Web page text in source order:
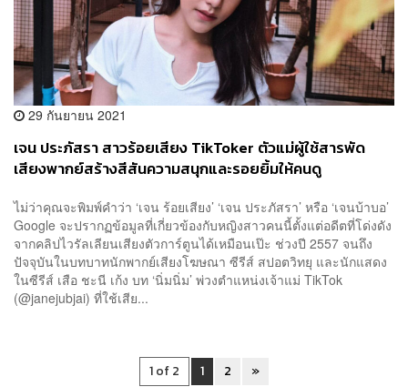
29 กันยายน 2021
เจน ประภัสรา สาวร้อยเสียง TikToker ตัวแม่ผู้ใช้สารพัด
เสียงพากย์สร้างสีสันความสนุกและรอยยิ้มให้คนดู
ไม่ว่าคุณจะพิมพ์คำว่า ‘เจน ร้อยเสียง’ ‘เจน ประภัสรา’ หรือ ‘เจนบ้าบอ’
Google จะปรากฏข้อมูลที่เกี่ยวข้องกับหญิงสาวคนนี้ตั้งแต่อดีตที่โด่งดัง
จากคลิปไวรัลเลียนเสียงตัวการ์ตูนได้เหมือนเป๊ะ ช่วงปี 2557 จนถึง
ปัจจุบันในบทบาทนักพากย์เสียงโฆษณา ซีรีส์ สปอตวิทยุ และนักแสดง
ในซีรีส์ เสือ ชะนี เก้ง บท ‘นิ่มนิ่ม’ พ่วงตำแหน่งเจ้าแม่ TikTok
(@janejubjai) ที่ใช้เสีย...
1 of 2 1 2 »